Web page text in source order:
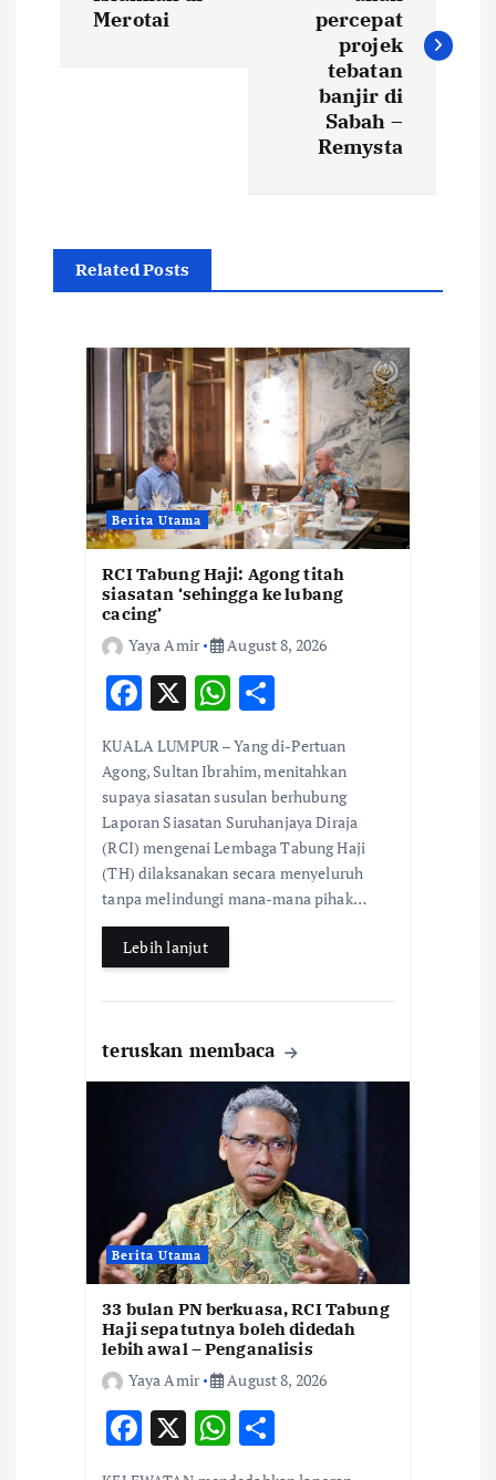
v
Merotai
percepat
projek
tebatan
banjir di
Sabah –
Remysta
Related Posts
Berita Utama
RCI Tabung Haji: Agong titah
siasatan ‘sehingga ke lubang
cacing’
Yaya Amir
August 8, 2026
F
ac
e
b
o
o
k
X W
h
at
s
A
p
p
h
ar
e
KUALA LUMPUR – Yang di-Pertuan
Agong, Sultan Ibrahim, menitahkan
supaya siasatan susulan berhubung
Laporan Siasatan Suruhanjaya Diraja
(RCI) mengenai Lembaga Tabung Haji
(TH) dilaksanakan secara menyeluruh
tanpa melindungi mana-mana pihak…
Lebih lanjut
teruskan membaca
Berita Utama
33 bulan PN berkuasa, RCI Tabung
Haji sepatutnya boleh didedah
lebih awal – Penganalisis
Yaya Amir
August 8, 2026
F
ac
X W
h